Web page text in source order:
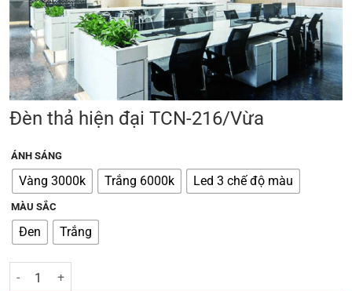
Đèn thả hiện đại TCN-216/Vừa
ÁNH SÁNG
Vàng 3000k Trắng 6000k Led 3 chế độ màu
MÀU SẮC
Đen Trắng
Đèn thả hiện đại TCN-216/Vừa số lượng